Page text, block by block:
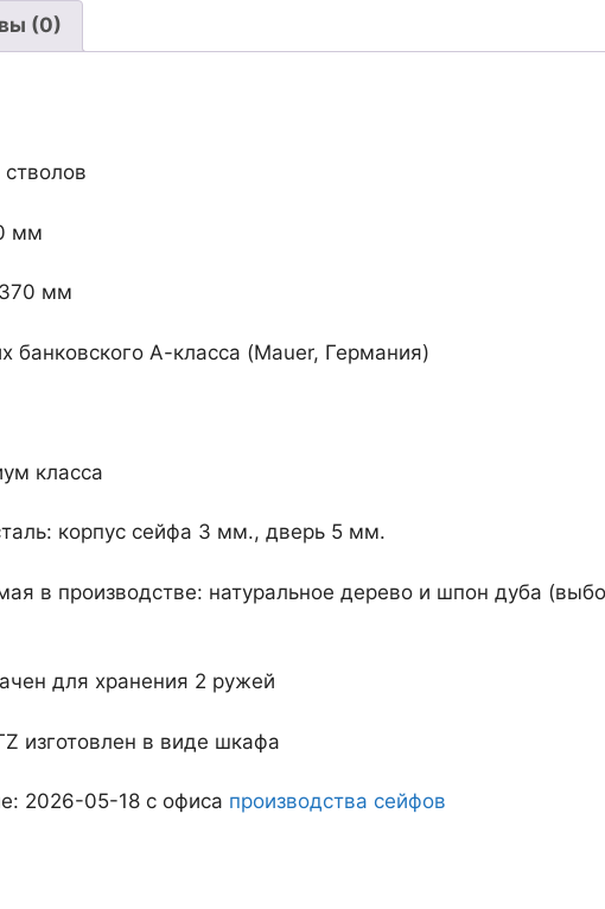
(0)
мм
мм
банковского А-класса (Mauer, Германия)
класса
корпус сейфа 3 мм., дверь 5 мм.
в производстве: натуральное дерево и шпон дуба
для хранения 2 ружей
изготовлен в виде шкафа
2026-05-18 с офиса производства сейфов